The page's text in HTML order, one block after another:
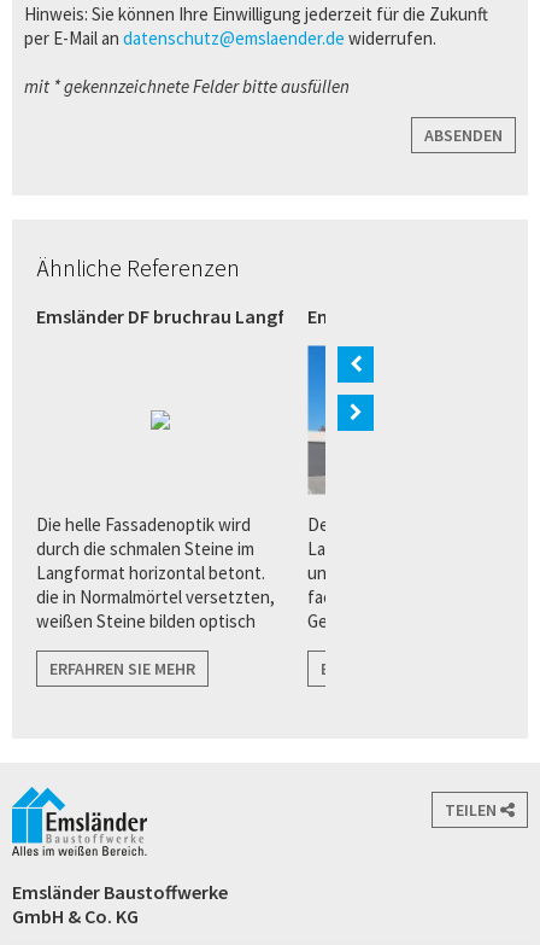
Hinweis: Sie können Ihre Einwilligung jederzeit für die Zukunft
per E-Mail an datenschutz@emslaender.de widerrufen.
mit * gekennzeichnete Felder bitte ausfüllen
ABSENDEN
Ähnliche Referenzen
(Bremen)
Emsländer DF bruchrau Langformat weiß (Verl)
Die helle Fassadenoptik wird
durch die schmalen Steine im
Langformat horizontal betont.
die in Normalmörtel versetzten,
weißen Steine bilden optisch
angrenzenden Flächen wie zu
Fenstern, und Türen.
ERFAHREN SIE MEHR
Emsländer Langformat
Der Quarzverblender im
Langformat bietet Architekten
und Planern eine Vielzahl von
facettenreichen
Gestaltungsvorteilen für eine
Fassadenarchitektur.
ERFAHREN SIE MEHR
TEILEN
Emsländer Baustoffwerke
GmbH & Co. KG